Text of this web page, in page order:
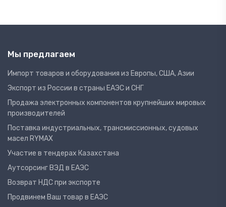
Мы предлагаем
Импорт товаров и оборудования из Европы, США, Азии
Экспорт из России в страны ЕАЭС и СНГ
Продажа электронных компонентов крупнейших мировых
производителей
Поставка индустриальных, трансмиссионных, судовых
масел RYMAX
Участие в тендерах Казахстана
Аутсорсинг ВЭД в ЕАЭС
Возврат НДС при экспорте
Продвинем Ваш товар в ЕАЭС